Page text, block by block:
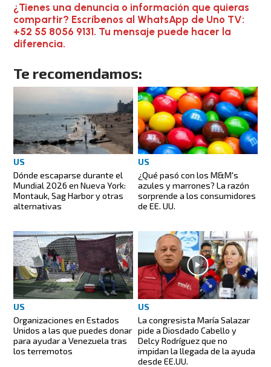
¿Tienes una denuncia o información que quieras
compartir? Escríbenos al WhatsApp de Uno TV:
+52 55 8056 9131. Tu mensaje puede hacer la
diferencia.
Te recomendamos:
US
Dónde escaparse durante el
Mundial 2026 en Nueva York:
Montauk, Sag Harbor y otras
alternativas
US
¿Qué pasó con los M&M's
azules y marrones? La razón
sorprende a los consumidores
de EE. UU.
US
Organizaciones en Estados
Unidos a las que puedes donar
para ayudar a Venezuela tras
los terremotos
US
La congresista María Salazar
pide a Diosdado Cabello y
Delcy Rodríguez que no
impidan la llegada de la ayuda
desde EE.UU.